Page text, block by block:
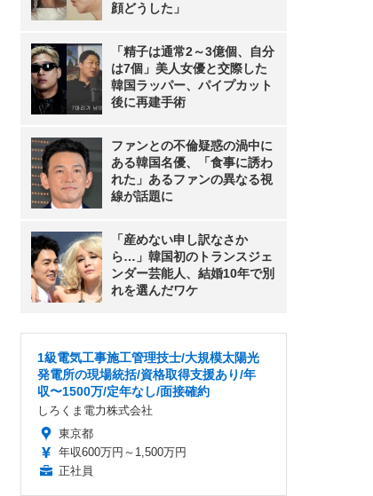
顔どうした」
「精子は通常2～3億個、自分
は7個」美人女優と交際した
韓国ラッパー、パイプカット
後に再建手術
ファンとの不倫疑惑の渦中に
ある韓国名優、「食事に誘わ
れた」あるファンの異なる視
線が話題に
「産めない申し訳なさか
ら…」韓国初のトランスジェ
ンダー芸能人、結婚10年で別
れを選んだワケ
1級電気工事施工管理技士/大規模太陽光
発電所の現場統括/資格取得支援あり/年
収〜1500万/定年なし/面接確約
しろくま電力株式会社
東京都
年収600万円～1,500万円
正社員